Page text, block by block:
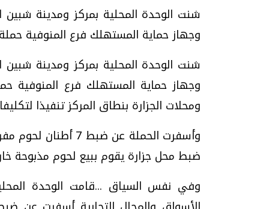
شنت الوحدة المحلية بمركز ومدينة شبين
وجهاز حماية المستهلك فرع المنوفية
شنت الوحدة المحلية بمركز ومدينة شبين
وجهاز حماية المستهلك فرع المنوفية
ومحلات الجزارة بنطاق المركز تنفيذا
وأسفرت الحملة عن
ضبط محل جزارة يقوم ببيع لحوم مذبوحة
وفي نفس السياق ...قامت الوحدة
فيديو.. الإعلام
الخميس، 30 يوليو 2026 01:09 م
موجات الطقس الساخنة.. لماذا تحدث وكيف